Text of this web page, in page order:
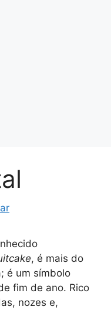
, é mais do
é um símbolo
fim de ano. Rico
nozes e,